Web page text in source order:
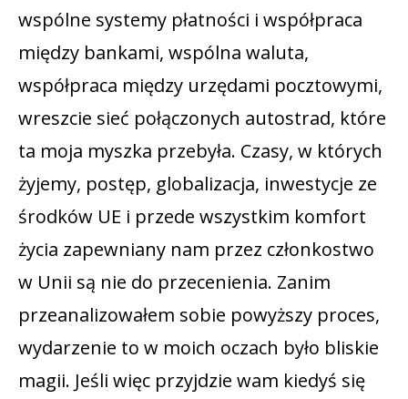
wspólne systemy płatności i współpraca
między bankami, wspólna waluta,
współpraca między urzędami pocztowymi,
wreszcie sieć połączonych autostrad, które
ta moja myszka przebyła. Czasy, w których
żyjemy, postęp, globalizacja, inwestycje ze
środków UE i przede wszystkim komfort
życia zapewniany nam przez członkostwo
w Unii są nie do przecenienia. Zanim
przeanalizowałem sobie powyższy proces,
wydarzenie to w moich oczach było bliskie
magii. Jeśli więc przyjdzie wam kiedyś się